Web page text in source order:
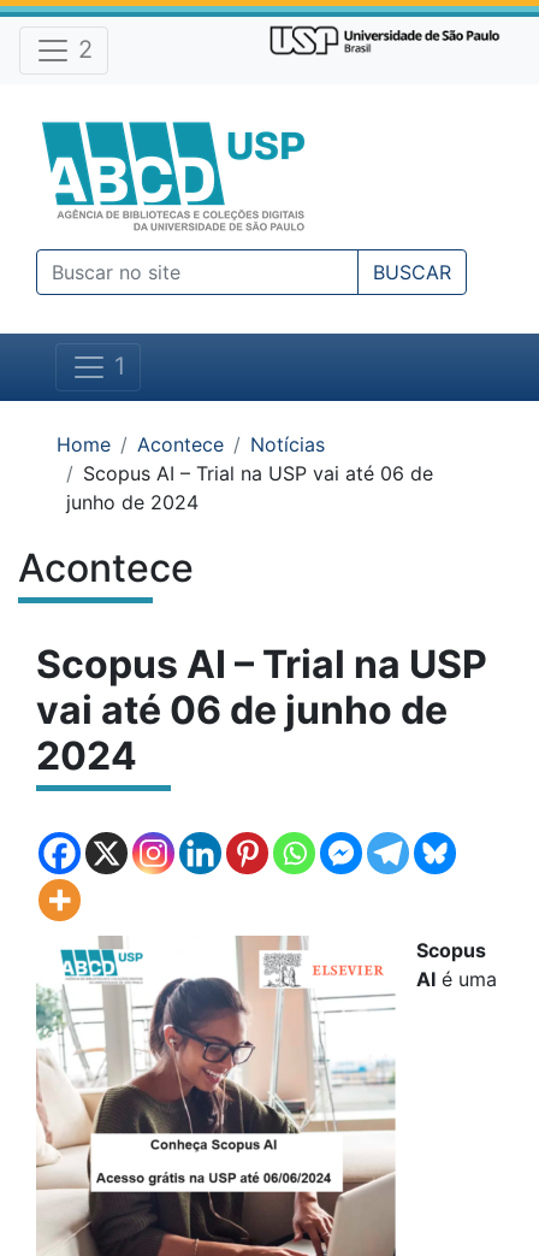
e Ferramentas do site
Ir para o conteúdo [1]
Ir para o menu [2]
Ir para a busca [3]
2
BUSCAR
1
Home Acontece
Notícias
Scopus AI – Trial na USP vai até 06 de
junho de 2024
Conteúdo do site
Acontece
Scopus AI – Trial na USP
vai até 06 de junho de
2024
Scopus
AI é uma